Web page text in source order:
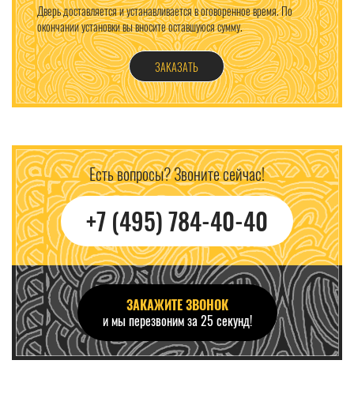
Дверь доставляется и устанавливается в оговоренное время. По
окончании установки вы вносите оставшуюся сумму.
ЗАКАЗАТЬ
Есть вопросы? Звоните сейчас!
+7 (495) 784-40-40
ЗАКАЖИТЕ ЗВОНОК
и мы перезвоним за 25 секунд!